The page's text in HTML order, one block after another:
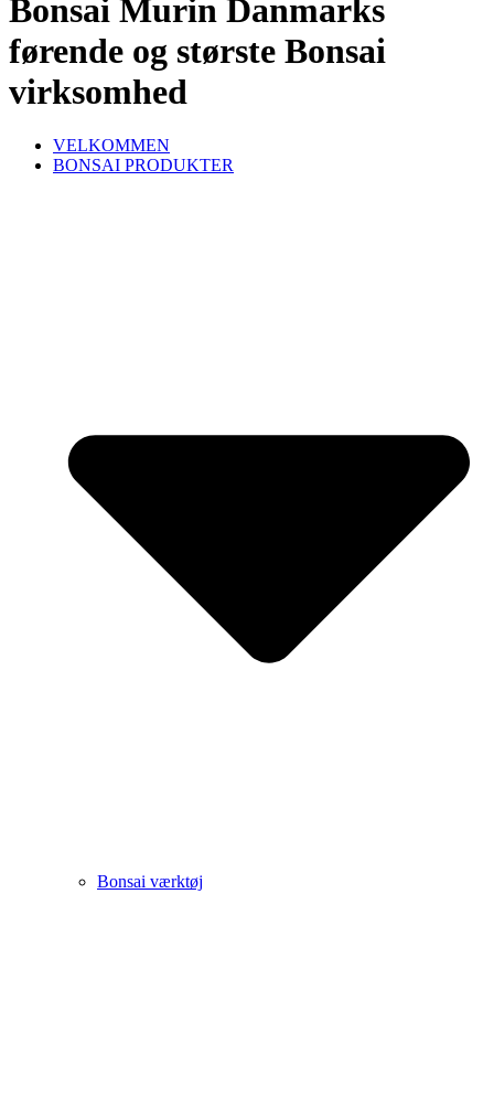
Bonsai Murin Danmarks
førende og største Bonsai
virksomhed
VELKOMMEN
BONSAI PRODUKTER
Bonsai værktøj